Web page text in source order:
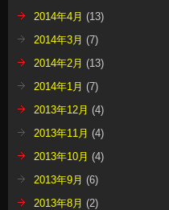
2014年4月 (13)
2014年3月 (7)
2014年2月 (13)
2014年1月 (7)
2013年12月 (4)
2013年11月 (4)
2013年10月 (4)
2013年9月 (6)
2013年8月 (2)